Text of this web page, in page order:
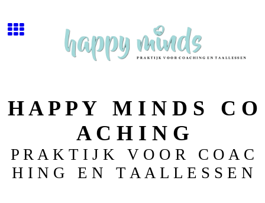
H A P P Y M I N D S C O
A C H I N G
P R A K T I J K V O O R C O A C
H I N G E N T A A L L E S S E N